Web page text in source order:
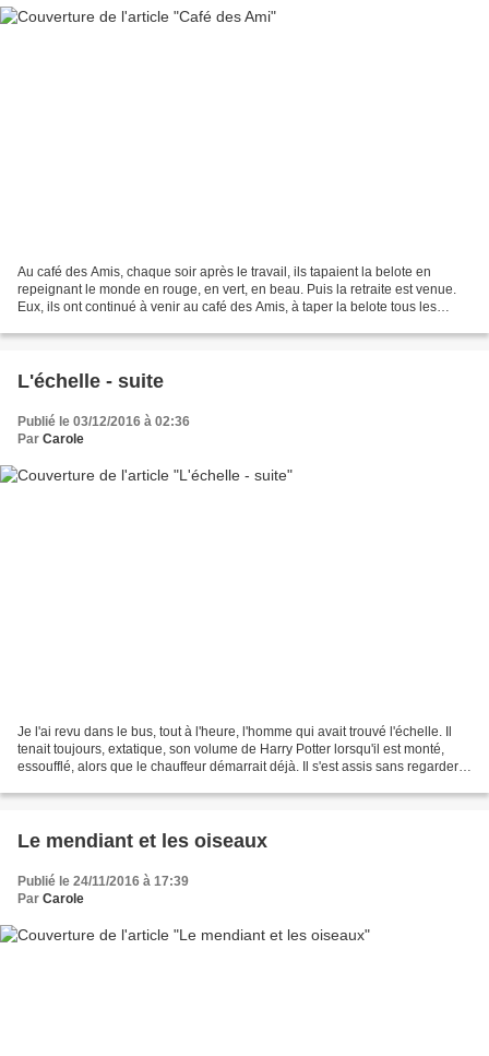
Au café des Amis, chaque soir après le travail, ils tapaient la belote en
repeignant le monde en rouge, en vert, en beau. Puis la retraite est venue.
Eux, ils ont continué à venir au café des Amis, à taper la belote tous les
L'échelle - suite
Publié le 03/12/2016 à 02:36
Par Carole
Je l'ai revu dans le bus, tout à l'heure, l'homme qui avait trouvé l'échelle. Il
tenait toujours, extatique, son volume de Harry Potter lorsqu'il est monté,
essoufflé, alors que le chauffeur démarrait déjà. Il s'est assis sans regarder
Le mendiant et les oiseaux
Publié le 24/11/2016 à 17:39
Par Carole